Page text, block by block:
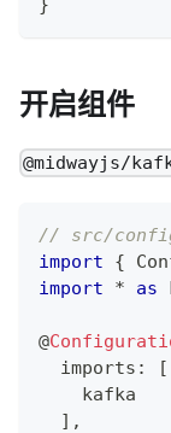
}
开启组件
@midwayjs/
// src/
import
{
import
* as
@
  imports
:
[
    kafka
] ,